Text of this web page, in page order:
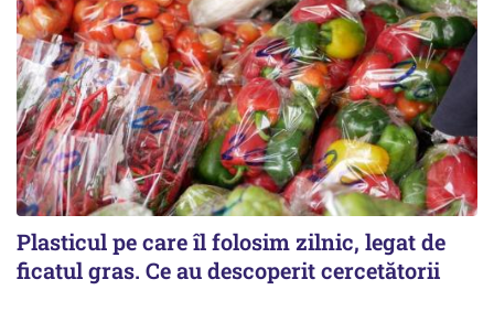
Plasticul pe care îl folosim zilnic, legat de
ficatul gras. Ce au descoperit cercetătorii